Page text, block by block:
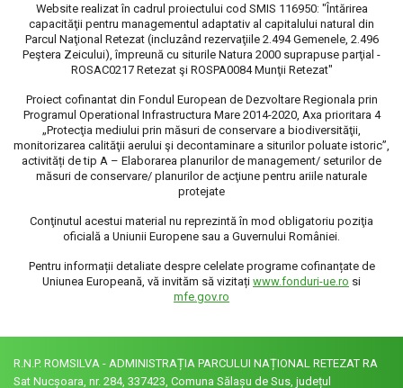
Website realizat în cadrul proiectului cod SMIS 116950: "Întărirea
capacităţii pentru managementul adaptativ al capitalului natural din
Parcul Naţional Retezat (incluzând rezervaţiile 2.494 Gemenele, 2.496
Peştera Zeicului), împreună cu siturile Natura 2000 suprapuse parţial -
ROSAC0217 Retezat şi ROSPA0084 Munţii Retezat"
Proiect cofinantat din Fondul European de Dezvoltare Regionala prin
Programul Operational Infrastructura Mare 2014-2020, Axa prioritara 4
„Protecţia mediului prin măsuri de conservare a biodiversităţii,
monitorizarea calităţii aerului şi decontaminare a siturilor poluate istoric”,
activități de tip A – Elaborarea planurilor de management/ seturilor de
măsuri de conservare/ planurilor de acţiune pentru ariile naturale
protejate
Conţinutul acestui material nu reprezintă în mod obligatoriu poziţia
oficială a Uniunii Europene sau a Guvernului României.
Pentru informații detaliate despre celelate programe cofinanțate de
Uniunea Europeană, vă invităm să vizitați www.fonduri-ue.ro si
mfe.gov.ro
R.N.P. ROMSILVA - ADMINISTRAȚIA PARCULUI NAȚIONAL RETEZAT RA
Sat Nucșoara, nr. 284, 337423, Comuna Sălașu de Sus, județul